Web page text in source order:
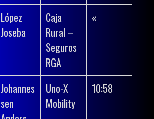
López
Joseba
Caja
Rural –
Seguros
RGA
«
Johannes
sen
Uno-X
Mobility
10:58